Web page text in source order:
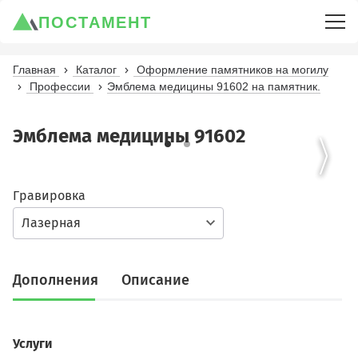
ПОСТАМЕНТ
Главная Каталог
Оформление памятников на могилу
Профессии
Эмблема медицины 91602 на памятник.
Эмблема медицины 91602
Лазерная
Гравировка
Дополнения Описание
Услуги